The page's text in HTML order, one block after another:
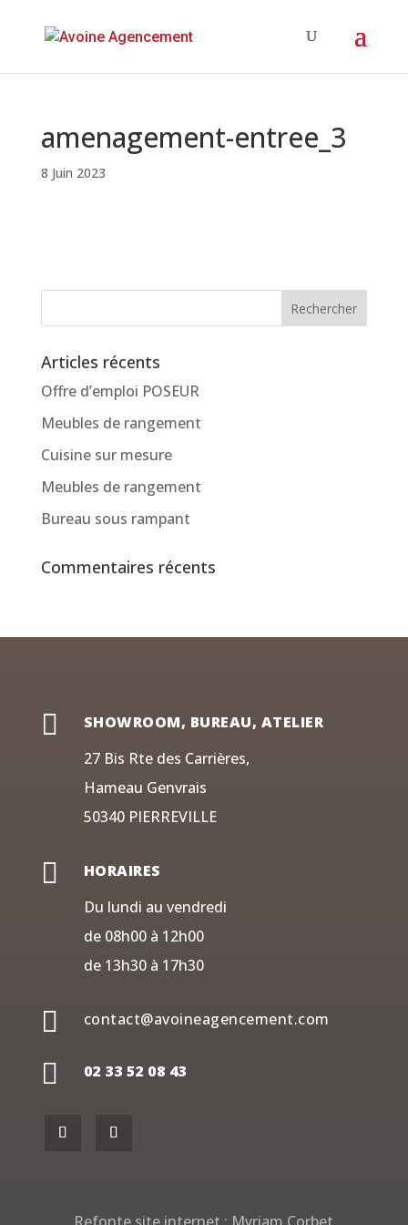
amenagement-entree_3
8 Juin 2023
Articles récents
Offre d’emploi POSEUR
Meubles de rangement
Cuisine sur mesure
Meubles de rangement
Bureau sous rampant
Commentaires récents

SHOWROOM, BUREAU, ATELIER
27 Bis Rte des Carrières,
Hameau Genvrais
50340 PIERREVILLE

HORAIRES
Du lundi au vendredi
de 08h00 à 12h00
de 13h30 à 17h30
 contact@avoineagencement.com
 02 33 52 08 43